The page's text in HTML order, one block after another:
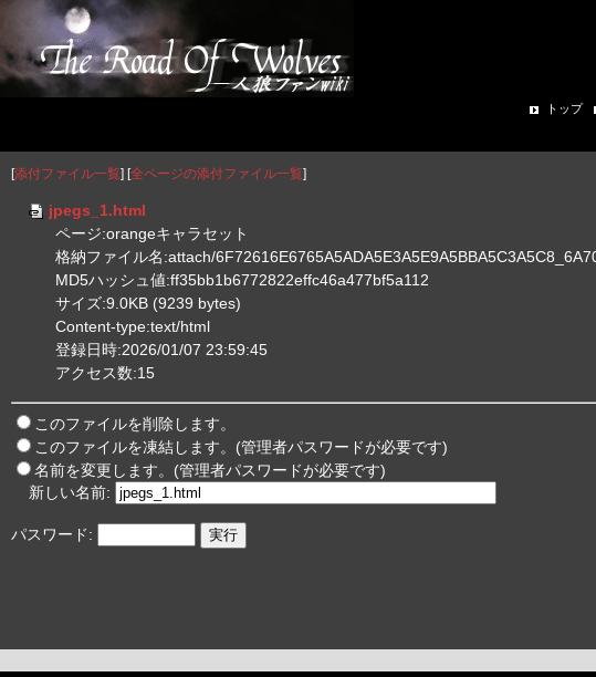
トップ
[添付ファイル一覧] [全ページの添付ファイル一覧]
jpegs_1.html
ページ:orangeキャラセット
格納ファイル名:attach/
MD5ハッシュ値:ff35bb1b6772822effc46a477bf5a112
サイズ:9.0KB (9239 bytes)
Content-type:text/html
登録日時:2026/01/07 23:59:45
アクセス数:15
このファイルを削除します。
このファイルを凍結します。(管理者パスワードが必要です)
名前を変更します。(管理者パスワードが必要です)
新しい名前:
パスワード: